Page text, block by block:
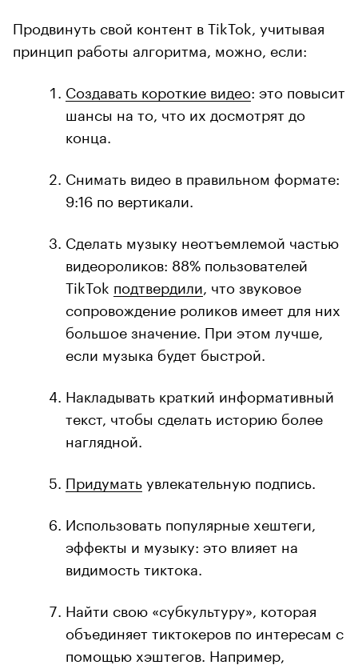
Продвинуть свой контент в TikTok, учитывая
принцип работы алгоритма, можно, если:
Создавать короткие видео: это повысит
шансы на то, что их досмотрят до
конца.
Снимать видео в правильном формате:
9:16 по вертикали.
Сделать музыку неотъемлемой частью
видеороликов: 88% пользователей
TikTok подтвердили , что звуковое
сопровождение роликов имеет для них
большое значение. При этом лучше,
если музыка будет быстрой.
Накладывать краткий информативный
текст, чтобы сделать историю более
наглядной.
Придуматьувлекательную подпись.
Использовать популярные хештеги,
эффекты и музыку: это влияет на
видимость тиктока.
Найти свою «субкультуру», которая
объединяет тиктокеров по интересам с
помощью хэштегов. Например,